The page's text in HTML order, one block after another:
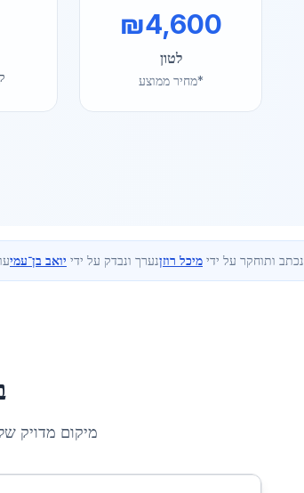
₪4,600
לטון
*מחיר ממוצע
נכתב ותוחקר על ידי מיכל רוזןנערך ונבדק על ידי יואב בן־עמי
מיקום מדויק